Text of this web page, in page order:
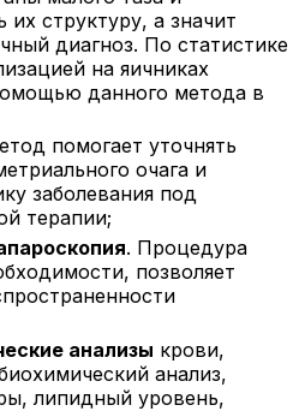
их структуру, а значит
диагноз. По статистике
на яичниках
данного метода в
помогает уточнять
очага и
заболевания под
терапии;
. Процедура
позволяет
анализы крови,
анализ,
липидный уровень,